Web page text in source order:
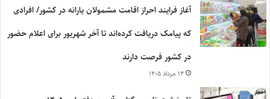
آغاز فرایند احراز اقامت مشمولان یارانه در کشور/ افرادی
که پیامک دریافت کرده‌اند تا آخر شهریور برای اعلام حضور
در کشور فرصت دارند
۱۴ مرداد ۱۴۰۵